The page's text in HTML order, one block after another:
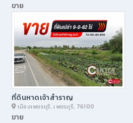
ขาย
ที่ดินหาดเจ้าสำราญ
เมืองเพชรบุรี, เพชรบุรี, 76100
ขาย